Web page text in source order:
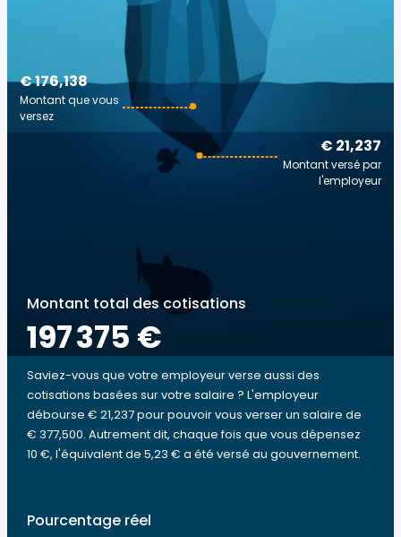
€ 21,237
Montant versé par
l'employeur
€ 176,138
Montant que vous
versez
Montant total des cotisations
197 375 €
Saviez-vous que votre employeur verse aussi des
cotisations basées sur votre salaire ? L'employeur
débourse € 21,237 pour pouvoir vous verser un salaire de
€ 377,500. Autrement dit, chaque fois que vous dépensez
10 €, l'équivalent de 5,23 € a été versé au gouvernement.
Pourcentage réel